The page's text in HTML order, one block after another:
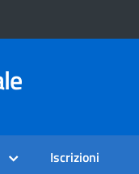
Iscrizioni